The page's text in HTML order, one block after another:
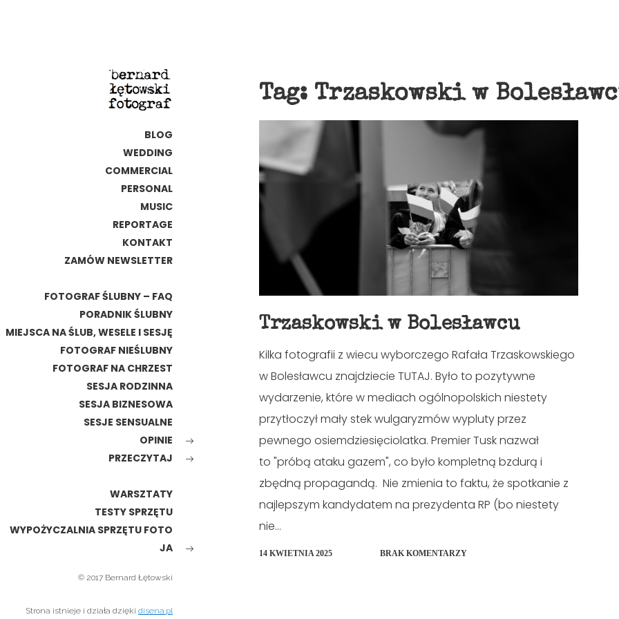
BLOG
WEDDING
COMMERCIAL
PERSONAL
MUSIC
REPORTAGE
KONTAKT
ZAMÓW NEWSLETTER
FOTOGRAF ŚLUBNY – FAQ
PORADNIK ŚLUBNY
MIEJSCA NA ŚLUB, WESELE I SESJĘ
FOTOGRAF NIEŚLUBNY
FOTOGRAF NA CHRZEST
SESJA RODZINNA
SESJA BIZNESOWA
SESJE SENSUALNE
OPINIE
PRZECZYTAJ
WARSZTATY
TESTY SPRZĘTU
WYPOŻYCZALNIA SPRZĘTU FOTO
JA
© 2017 Bernard Łętowski
Strona istnieje i działa dzięki disena.pl
Tag: Trzaskowski w
Trzaskowski w Bolesławcu
Kilka fotografii z wiecu wyborczego Rafała Trzaskowskiego
w Bolesławcu znajdziecie TUTAJ. Było to pozytywne
wydarzenie, które w mediach ogólnopolskich niestety
przytłoczył mały stek wulgaryzmów wypluty przez
pewnego osiemdziesięciolatka. Premier Tusk nazwał
to "próbą ataku gazem", co było kompletną bzdurą i
zbędną propagandą. Nie zmienia to faktu, że spotkanie z
najlepszym kandydatem na prezydenta RP (bo niestety
nie...
14 KWIETNIA 2025 BRAK KOMENTARZY